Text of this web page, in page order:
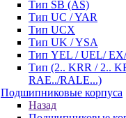
Тип SB (AS)
Тип UC / YAR
Тип UCX
Тип UK / YSA
Тип YEL / UEL/
Тип (2.. KRR / 2..
RAE../RALE...)
Подшипниковые корпуса
Назад